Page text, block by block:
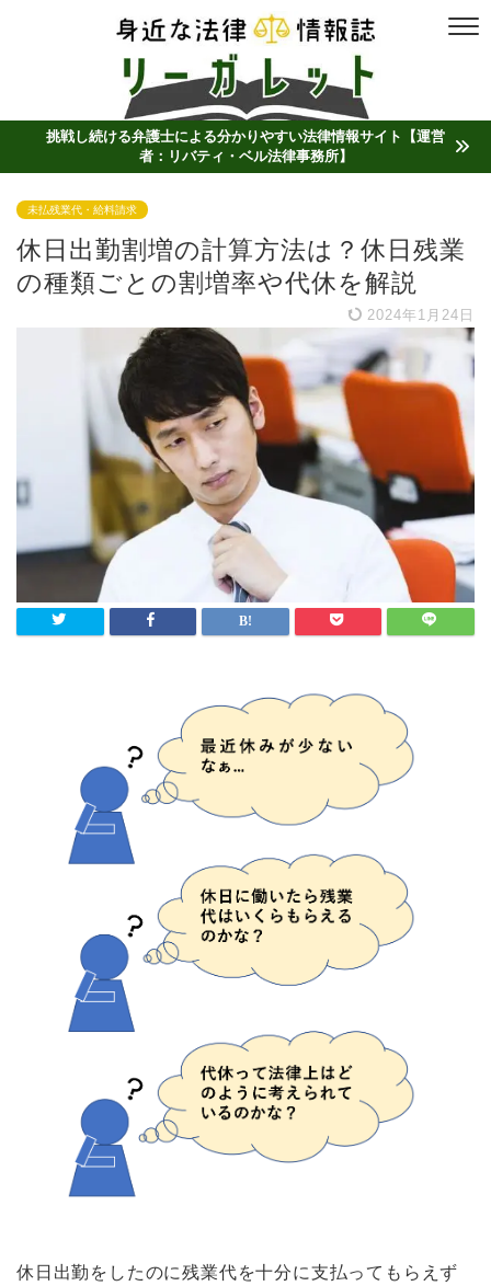
挑戦し続ける弁護士による分かりやすい法律情報サイト【運営
者：リバティ・ベル法律事務所】
未払残業代・給料請求
休日出勤割増の計算方法は？休日残業
の種類ごとの割増率や代休を解説
2024年1月24日
休日出勤をしたのに残業代を十分に支払ってもらえず